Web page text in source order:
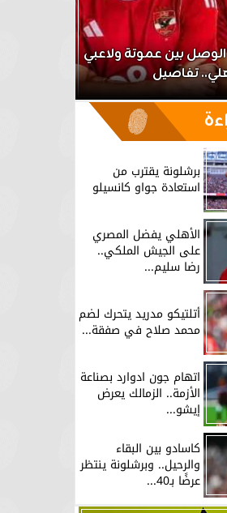
بين عموتة ولاعبي
تفاصيل
برشلونة يقترب من
استعادة جواو كانسيلو
الأهلي يفضل المصري
على الجيش الملكي..
رضا سليم...
أتلتيكو مدريد يتحرك لضم
محمد صلاح في صفقة...
اتهام جون ادوارد بصناعة
الأزمة.. الزمالك يعرض
إيشو...
كاسادو بين البقاء
والرحيل.. وبرشلونة ينتظر
عرضًا بـ40...